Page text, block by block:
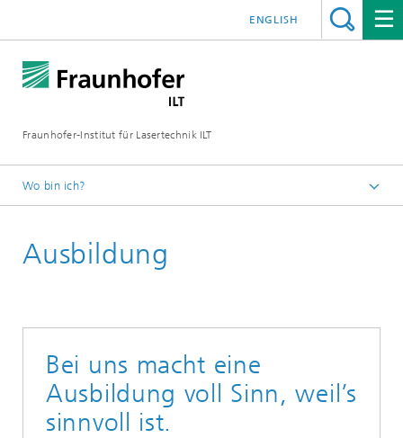
Fraunhofer-Institut für Lasertechnik ILT
ENGLISH
Wo bin ich?
Jobs/Karriere
Ausbildung
Bei uns macht eine
Ausbildung voll Sinn, weil’s
sinnvoll ist.